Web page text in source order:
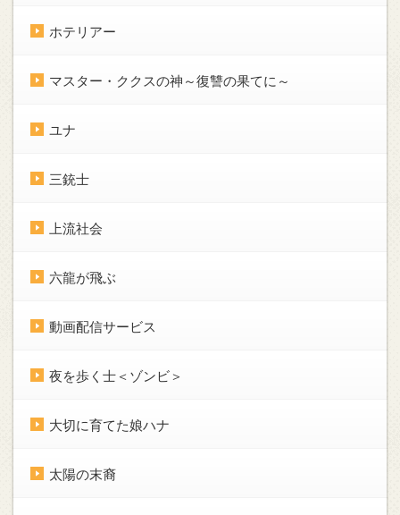
ホテリアー
マスター・ククスの神～復讐の果てに～
ユナ
三銃士
上流社会
六龍が飛ぶ
動画配信サービス
夜を歩く士＜ゾンビ＞
大切に育てた娘ハナ
太陽の末裔